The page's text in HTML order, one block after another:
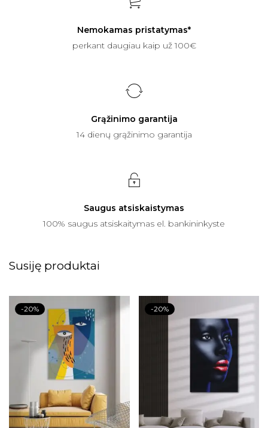
Nemokamas pristatymas*
perkant daugiau kaip už 100€
Grąžinimo garantija
14 dienų grąžinimo garantija
Saugus atsiskaistymas
100% saugus atsiskaitymas el. bankininkyste
Susiję produktai
-20% -20%